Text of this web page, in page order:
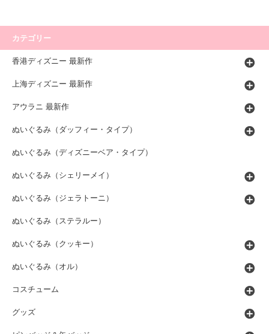
カテゴリー
香港ディズニー 最新作
上海ディズニー 最新作
アウラニ 最新作
ぬいぐるみ（ダッフィー・タイプ）
ぬいぐるみ（ディズニーベア・タイプ）
ぬいぐるみ（シェリーメイ）
ぬいぐるみ（ジェラトーニ）
ぬいぐるみ（ステラルー）
ぬいぐるみ（クッキー）
ぬいぐるみ（オル）
コスチューム
グッズ